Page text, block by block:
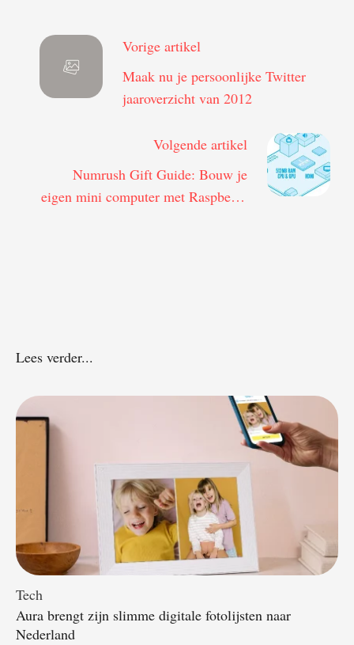
Vorige artikel
Maak nu je persoonlijke Twitter
jaaroverzicht van 2012
Volgende artikel
Numrush Gift Guide: Bouw je
eigen mini computer met Raspberry
Lees verder...
Tech
Aura brengt zijn slimme digitale fotolijsten naar
Nederland